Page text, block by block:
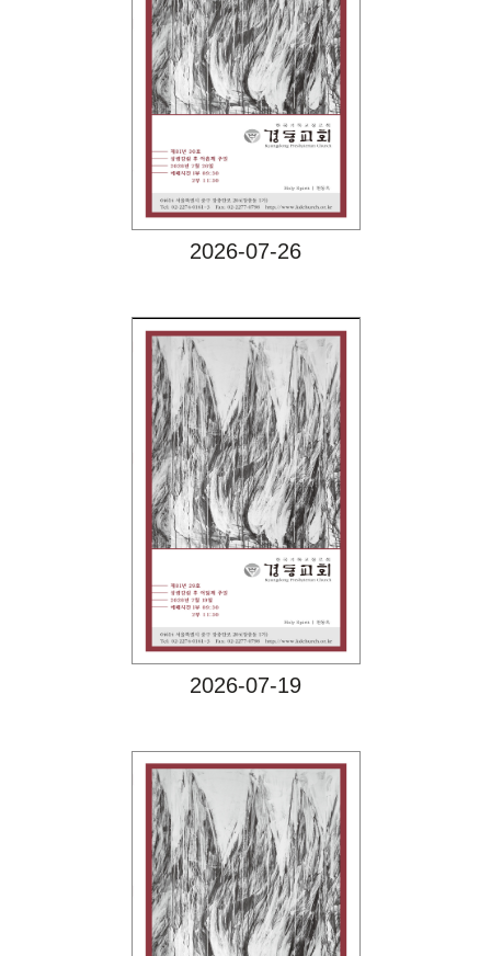
Views
2026-07-26
Views
2026-07-19
Views